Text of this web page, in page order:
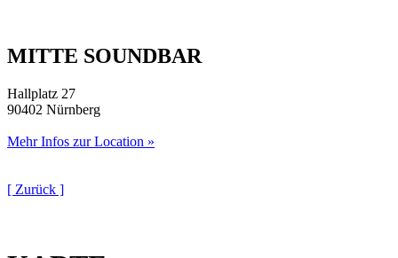
MITTE SOUNDBAR
Hallplatz 27
90402 Nürnberg
Mehr Infos zur Location »
[ Zurück ]